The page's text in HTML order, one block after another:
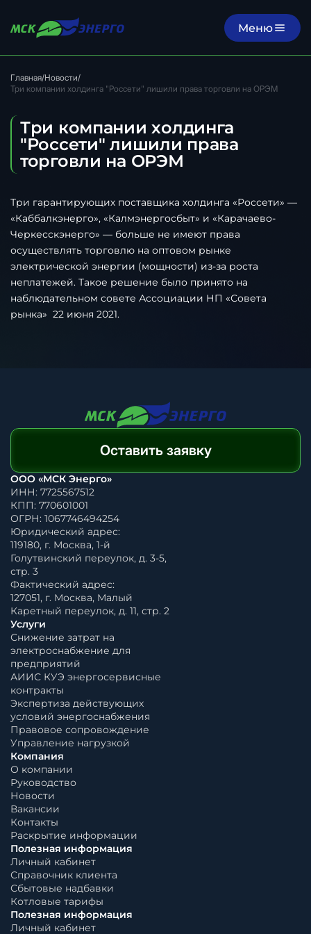
Меню
Главная/Новости/
Три компании холдинга "Россети" лишили права торговли на ОРЭМ
Три компании холдинга
"Россети" лишили права
торговли на ОРЭМ
Три гарантирующих поставщика холдинга «Россети» —
«Каббалкэнерго», «Калмэнергосбыт» и «Карачаево-
Черкесскэнерго» — больше не имеют права
осуществлять торговлю на оптовом рынке
электрической энергии (мощности) из-за роста
неплатежей. Такое решение было принято на
наблюдательном совете Ассоциации НП «Совета
рынка» 22 июня 2021.
Оставить заявку
ООО «МСК Энерго»
ИНН: 7725567512
КПП: 770601001
ОГРН: 1067746494254
Юридический адрес:
119180, г. Москва, 1-й
Голутвинский переулок, д. 3-5,
стр. 3
Фактический адрес:
127051, г. Москва, Малый
Каретный переулок, д. 11, стр. 2
Услуги
Снижение затрат на
электроснабжение для
предприятий
АИИС КУЭ энергосервисные
контракты
Экспертиза действующих
условий энергоснабжения
Правовое сопровождение
Управление нагрузкой
Компания
О компании
Руководство
Новости
Вакансии
Контакты
Раскрытие информации
Полезная информация
Личный кабинет
Справочник клиента
Сбытовые надбавки
Котловые тарифы
Полезная информация
Личный кабинет